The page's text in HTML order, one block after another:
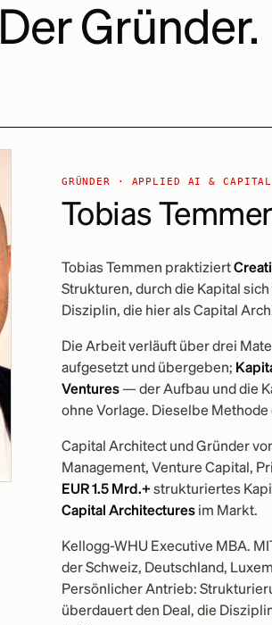
Der Gründer.
GRÜNDER · APPLIED AI & CAPITAL
Tobias
Tobias Temmen praktiziert
Strukturen, durch die Kapital
Disziplin, die hier als Capital
Die Arbeit verläuft über drei
aufgesetzt und übergeben;
Ventures— der Aufbau und die
ohne Vorlage. Dieselbe
Capital Architect und Gründer
Management, Venture Capital,
EUR 1.5 Mrd.+ strukturiertes
Capital Architecturesim Markt.
Kellogg-WHU Executive MBA.
der Schweiz, Deutschland,
Persönlicher Antrieb:
überdauert den Deal, die